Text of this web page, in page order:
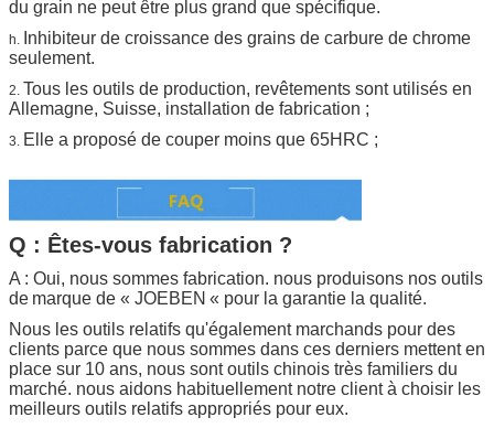
du grain ne peut être plus grand que spécifique.
h. Inhibiteur de croissance des grains de carbure de chrome
seulement.
2. Tous les outils de production, revêtements sont utilisés en
Allemagne, Suisse, installation de fabrication ;
3. Elle a proposé de couper moins que 65HRC ;
Q : Êtes-vous fabrication ?
A : Oui, nous sommes fabrication. nous produisons nos outils
de marque de « JOEBEN « pour la garantie la qualité.
Nous les outils relatifs qu'également marchands pour des
clients parce que nous sommes dans ces derniers mettent en
place sur 10 ans, nous sont outils chinois très familiers du
marché. nous aidons habituellement notre client à choisir les
meilleurs outils relatifs appropriés pour eux.